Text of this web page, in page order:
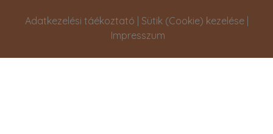
Adatkezelési táékoztató Sütik (Cookie) kezelése|
Impresszum